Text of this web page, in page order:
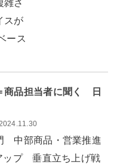
雑さ
スが
ース
商品担当者に聞く 日
2024.11.30
中部商品・営業推進
プ 垂直立ち上げ戦